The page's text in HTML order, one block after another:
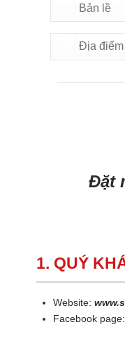
Đặt
1. QUÝ
Website:
Facebook